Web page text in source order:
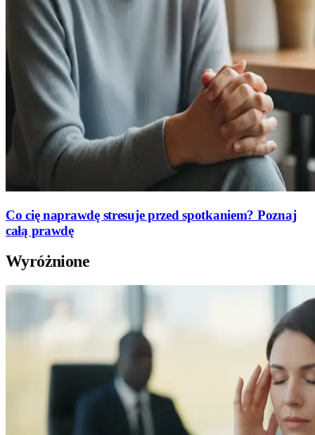
Co cię naprawdę stresuje przed spotkaniem? Poznaj
całą prawdę
Wyróżnione